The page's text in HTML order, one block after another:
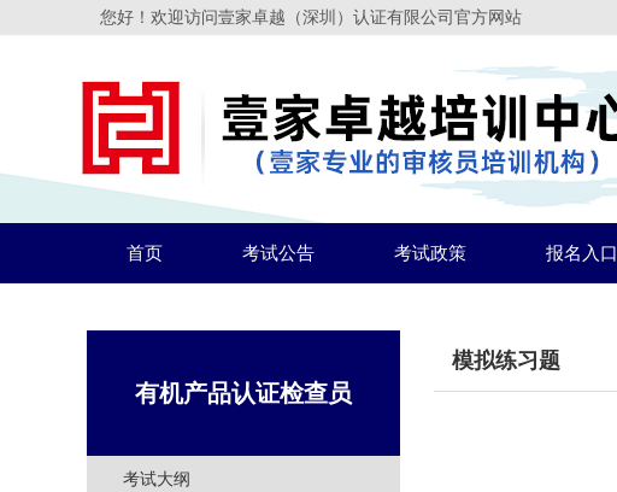
您好！欢迎访问壹家卓越（深圳）认证有限公司官方网站
首页 考试公告 考试政策 报名入口
有机产品认证检查员
考试大纲
模拟练习题